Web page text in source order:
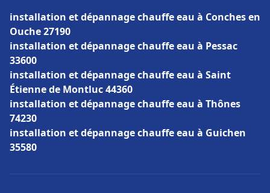
installation et dépannage chauffe eau à Conches en
Ouche 27190
installation et dépannage chauffe eau à Pessac
33600
installation et dépannage chauffe eau à Saint
Étienne de Montluc 44360
installation et dépannage chauffe eau à Thônes
74230
installation et dépannage chauffe eau à Guichen
35580